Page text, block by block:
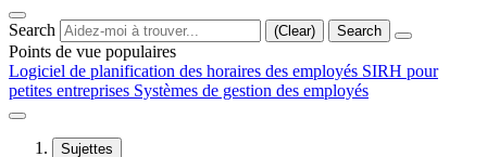
Search (Clear) Search
Points de vue populaires
Logiciel de planification des horaires des employés SIRH pour
petites entreprises Systèmes de gestion des employés
Sujettes